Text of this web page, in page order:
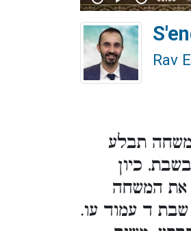
Rav
תבלע
כיון
את המשחה
ד עמוד עו.